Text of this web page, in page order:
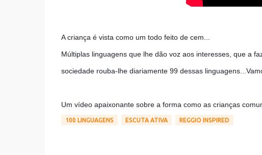
A criança é vista como um todo feito de cem...
Múltiplas linguagens que lhe dão voz aos interesses, que a
sociedade rouba-lhe diariamente 99 dessas
Um vídeo apaixonante sobre a forma como as crianças
100 LINGUAGENS ESCUTA ATIVA REGGIO INSPIRED